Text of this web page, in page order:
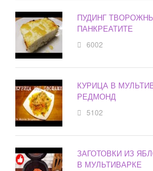
ПУДИНГ
ПАНКРЕАТИТЕ
6002
КУРИЦА В
РЕДМОНД
5102
ЗАГОТОВКИ ИЗ
В МУЛЬТИВАРКЕ